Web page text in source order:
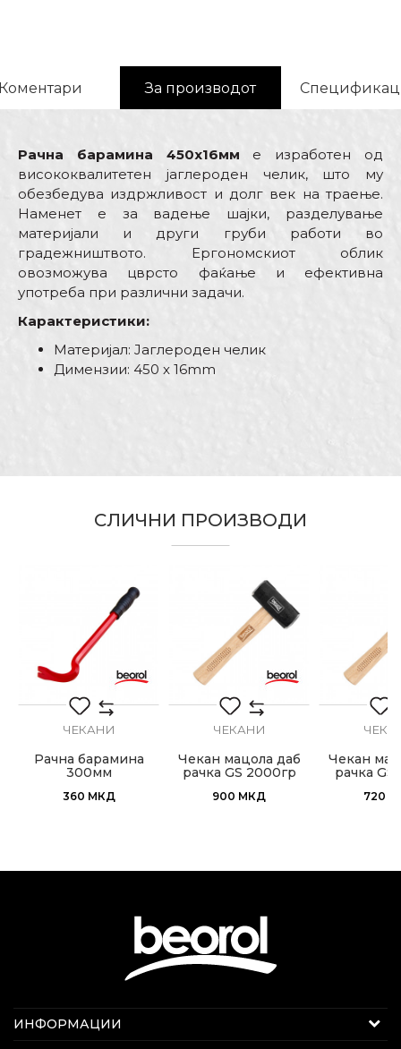
За производот
Рачна барамина 450x16мм е изработен од
висококвалитетен јаглероден челик, што му
обезбедува издржливост и долг век на траење.
Наменет е за вадење шајки, разделување
материјали и други груби работи во
градежништвото. Ергономскиот облик
овозможува цврсто фаќање и ефективна
употреба при различни задачи.
Карактеристики:
Материјал: Јаглероден челик
Димензии: 450 x 16mm
Бравари, Водоинсталатери,
Градинари, Ѕидари,
Монтери, Паркетари,
Столари, Тапетари, Тесари
ИСПРАТИ
СЛИЧНИ ПРОИЗВОДИ
ЧЕКАНИ
Рачна барамина
300мм
360 МКД
ЧЕКАНИ
Чекан мацола даб
рачка GS 2000гр
900 МКД
Чекан
рачка GS
720
Интернет продажба
Е-меил: beorolshop@beorol.mk
ИНФОРМАЦИИ